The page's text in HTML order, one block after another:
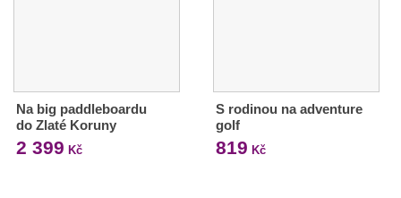
Na big paddleboardu
do Zlaté Koruny
2 399 Kč
S rodinou na adventure
golf
819 Kč